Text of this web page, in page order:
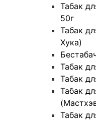
Табак
50г
Табак
Хука)
Табак
Табак
Табак
Табак